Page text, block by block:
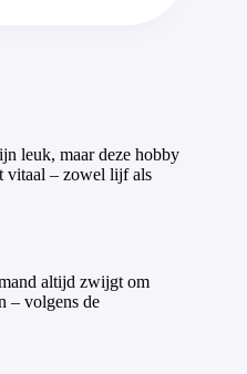
leuk, maar deze hobby
vitaal – zowel lijf als
altijd zwijgt om
– volgens de